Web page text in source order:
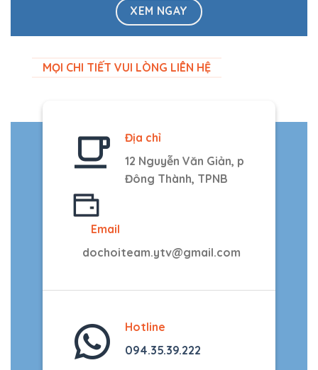
XEM NGAY
MỌI CHI TIẾT VUI LÒNG LIÊN HỆ
Địa chỉ
12 Nguyễn Văn Giản, p
Đông Thành, TPNB
Email
dochoiteam.ytv@gmail.com
Hotline
094.35.39.222